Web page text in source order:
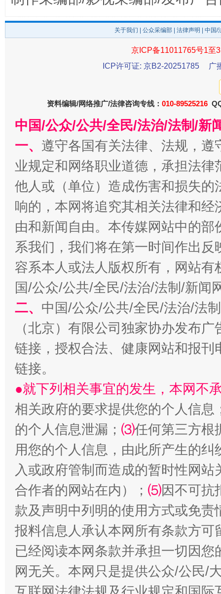
从幼
全民健身五年计划来了！等你上场
阿坝州三大球赛在茂县开幕 规模
扯下公款旅游的“隐身衣” 如何以
关于我们 公众采编部 法律声明 | 中国
京ICP备11011765号1至
ICP许可证: 京B2-20251785
广
资料编辑/网络推广/法律咨询专线： 010-89525216
中国/公众/公共/全民/法治/法制/新
一、 遵守各国有关法律、法规，
业规定和网络职业道德，承担法
他人或（单位）造成伤害和损失
响的，本网将追究其相关法律和
由和新闻自由。本传媒网站中的
系我们，我们将在第一时间作出
容系本人或法人版权所有，网站
国/公众/公共/全民/法治/法制/新闻
二、 中国/公众/公共/全民/法治/法
（北京）有限公司独家协办发布
链接，授权合法、健康网站和报
链接。
●就下列相关事宜的发生，本网不
相关政府的要求提供您的个人信息
的个人信息泄漏； ⑶任何第三方根
用您的个人信息，由此所产生的纠
入或政府管制而造成的暂时性网
合作者的网站在内）； ⑸因不可抗
款及声明中列明的使用方式或免责
报料信息人承认本网所有条款方
已经阅读本网条款并承担一切因
网无关。本网只是提供公众/公民/